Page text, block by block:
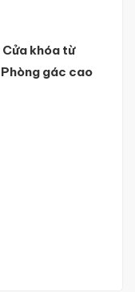
Cửa khóa từ
Phòng gác cao